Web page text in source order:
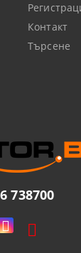
738700
Контакт
Търсене